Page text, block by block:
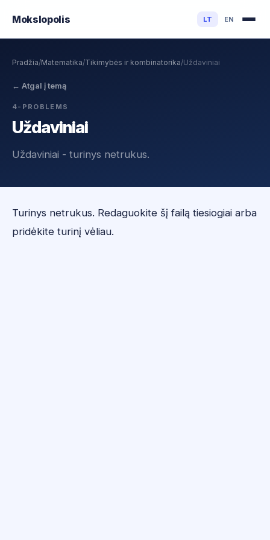
Mokslopolis LT EN
Pradžia/Matematika/Tikimybės ir kombinatorika/Uždaviniai
← Atgal į temą
4-PROBLEMS
Uždaviniai
Uždaviniai - turinys netrukus.
Turinys netrukus. Redaguokite šį failą tiesiogiai arba
pridėkite turinį vėliau.